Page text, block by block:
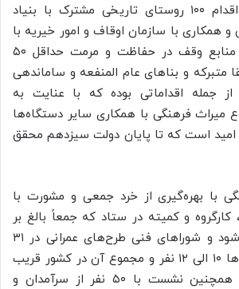
تاریخی نظیر بسته اقدام ۱۰۰ روستای تاریخی مشترک با بنیاد
همکاری با سازمان اوقاف و امور خیریه با
موضوع بهره‌گیری از منابع وقف در حفاظت و مرمت حداقل ۵۰
متبرکه و بناهای عام المنفعه و ساماندهی
از جمله اقداماتی بوده که با عنایت به
میراث فرهنگی با همکاری سایر دستگاه‌ها
است که تا پایان دولت سیزدهم محقق
با بهره‌گیری از خرد جمعی و مشورت با
و با ۱۷ شورا، کارگروه و کمیته در ستاد که جمعاً بالغ بر
۱۷۰ نفر را شامل می‌شود و شوراهای فنی طرح‌های عمرانی در ۳۱
استان که اعضای آن‌ها ۱۰ الی ۱۲ نفر و مجموع آن در کشور قریب
به ۴۰۰ نفر است و همچنین نشست با ۵۰ نفر از سرآمدان و